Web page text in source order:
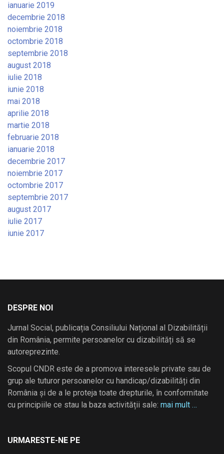
ianuarie 2019
decembrie 2018
noiembrie 2018
octombrie 2018
septembrie 2018
august 2018
iulie 2018
iunie 2018
mai 2018
aprilie 2018
martie 2018
februarie 2018
ianuarie 2018
decembrie 2017
noiembrie 2017
octombrie 2017
septembrie 2017
august 2017
iulie 2017
iunie 2017
DESPRE NOI
Jurnal Social, publicația Consiliului Național al Dizabilității
din România, permite persoanelor cu dizabilități să se
autoreprezinte.
Scopul CNDR este de a promova interesele private sau de
grup ale tuturor persoanelor cu handicap/dizabilități din
România și de a le proteja toate drepturile, în conformitate
cu principiile ce stau la baza activității sale: mai mult …
URMARESTE-NE PE